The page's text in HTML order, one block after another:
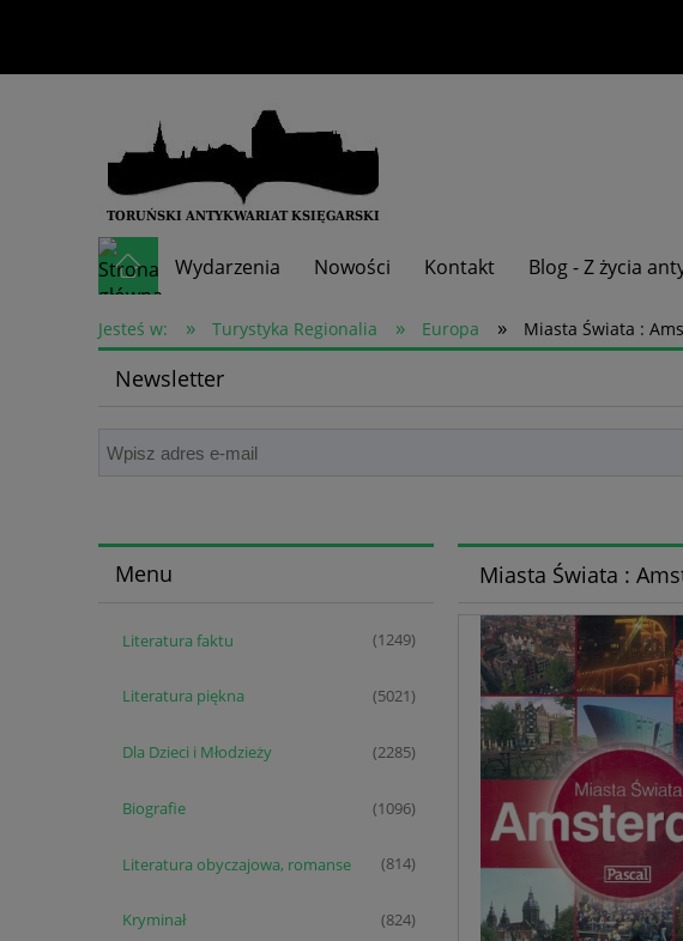
Wydarzenia Nowości Kontakt Blog - Z życia
Skup książek
Jesteś w: » Turystyka Regionalia » Europa » Miasta Świata :
Newsletter
Menu
Literatura faktu (1249)
Literatura piękna (5021)
Dla Dzieci i Młodzieży (2285)
Biografie (1096)
Literatura obyczajowa, romanse (814)
Kryminał (824)
Miasta Świata :